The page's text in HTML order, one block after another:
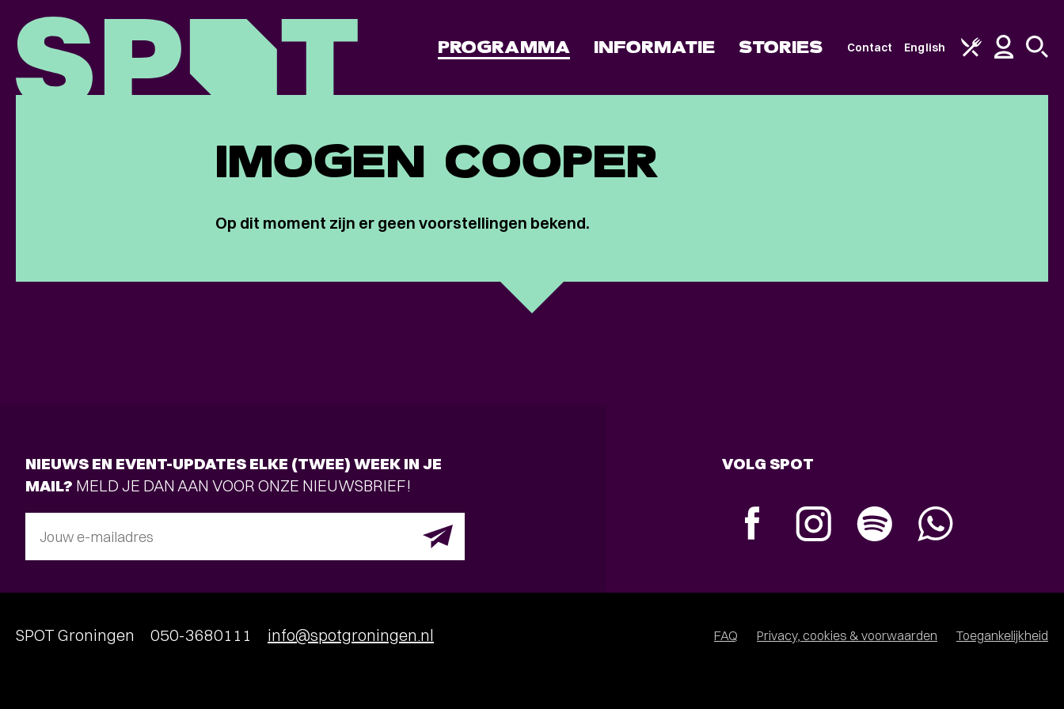
PROGRAMMA INFORMATIE STORIES Contact English
IMOGEN COOPER
Op dit moment zijn er geen voorstellingen bekend.
NIEUWS EN EVENT-UPDATES ELKE (TWEE) WEEK IN JE
MAIL? MELD JE DAN AAN VOOR ONZE NIEUWSBRIEF!
Jouw e-mailadres
VOLG SPOT
SPOT Groningen 050-3680111 info@spotgroningen.nl FAQ Privacy, cookies & voorwaarden Toegankelijkheid